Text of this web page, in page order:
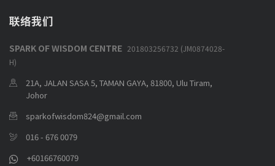
联络我们
SPARK OF WISDOM CENTRE 201803256732 (JM0874028-
H)
21A, JALAN SASA 5, TAMAN GAYA, 81800, Ulu Tiram,
Johor
sparkofwisdom824@gmail.com
016 - 676 0079
+60166760079